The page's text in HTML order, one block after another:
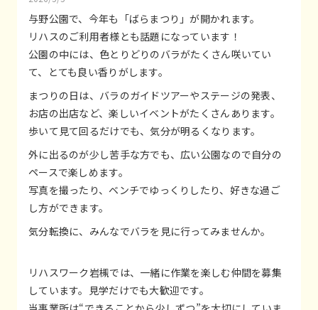
与野公園で、今年も「ばらまつり」が開かれます。
リハスのご利用者様とも話題になっています！
公園の中には、色とりどりのバラがたくさん咲いてい
て、とても良い香りがします。
まつりの日は、バラのガイドツアーやステージの発表、
お店の出店など、楽しいイベントがたくさんあります。
歩いて見て回るだけでも、気分が明るくなります。
外に出るのが少し苦手な方でも、広い公園なので自分の
ペースで楽しめます。
写真を撮ったり、ベンチでゆっくりしたり、好きな過ご
し方ができます。
気分転換に、みんなでバラを見に行ってみませんか。
リハスワーク岩槻では、一緒に作業を楽しむ仲間を募集
しています。見学だけでも大歓迎です。